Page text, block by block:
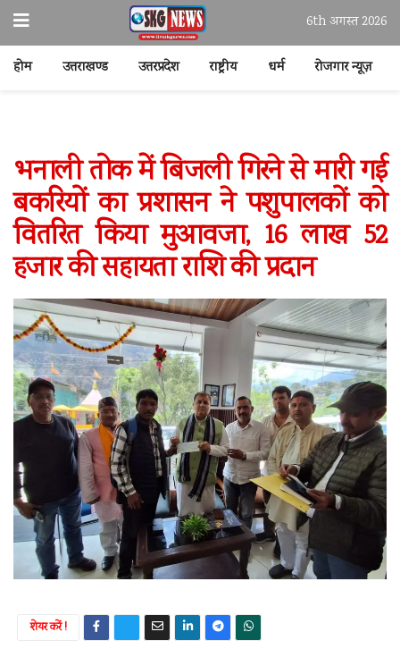
6th अगस्त 2026
होम उत्तराखण्ड उत्तरप्रदेश राष्ट्रीय धर्म रोजगार न्यूज़
भनाली तोक में बिजली गिरने से मारी गई
बकरियों का प्रशासन ने पशुपालकों को
वितरित किया मुआवजा, 16 लाख 52
हजार की सहायता राशि की प्रदान
शेयर करें !